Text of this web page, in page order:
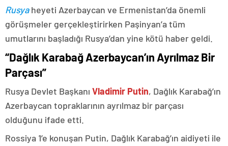
Rusyaheyeti Azerbaycan ve Ermenistan’da önemli
görüşmeler gerçekleştirirken Paşinyan’a tüm
umutlarını başladığı Rusya’dan yine kötü haber geldi.
“Dağlık Karabağ Azerbaycan’ın Ayrılmaz Bir
Parçası”
Rusya Devlet Başkanı Vladimir Putin, Dağlık Karabağ’ın
Azerbaycan topraklarının ayrılmaz bir parçası
olduğunu ifade etti.
Rossiya 1’e konuşan Putin, Dağlık Karabağ’ın aidiyeti ile